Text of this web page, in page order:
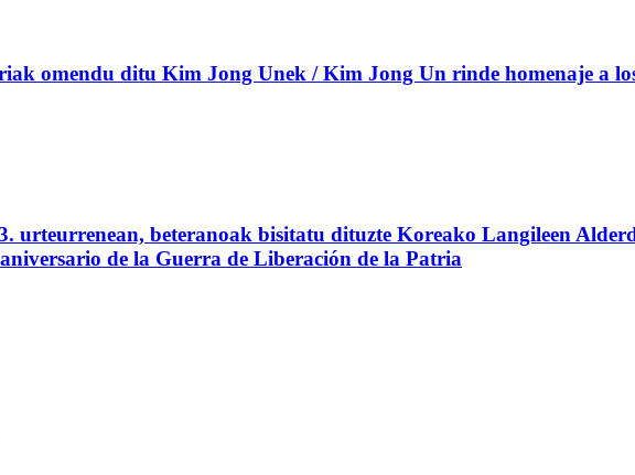
omendu ditu Kim Jong Unek / Kim Jong Un rinde homenaje a
urteurrenean, beteranoak bisitatu dituzte Koreako Langileen
de la Guerra de Liberación de la Patria